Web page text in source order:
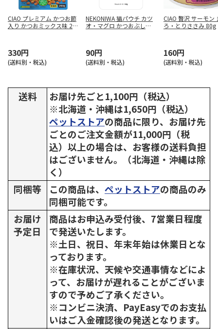
CIAO プレミアム かつお節
入り かつおミックス味 20
330円
(送料別・税込)
NEKONIWA 猫パウチ カツ
オ・マグロ かつおぶし・
90円
(送料別・税込)
CIAO 贅沢 サーモン
ろ・とりささみ 80g
160円
(送料別・税込)
送料
お届け先ごと1,100円（税込）
※北海道・沖縄は1,650円（税込）
ペットストアの商品に限り、お届け先
ごとのご注文金額が11,000円（税
込）以上の場合は、お客様の送料負担
はございません。（北海道・沖縄は除
く）
同梱等
この商品は、 ペットストアの商品のみ
同梱可能です。
お届け
予定日
商品はお申込み受付後、7営業日程度
で発送いたします。
※土日、祝日、年末年始は休業日とな
っております。
※在庫状況、天候や交通事情などによ
って、お届けが遅れることがございま
すので予めご了承ください。
※コンビニ決済、PayEasyでのお支払
いはご入金確認後の発送となります。